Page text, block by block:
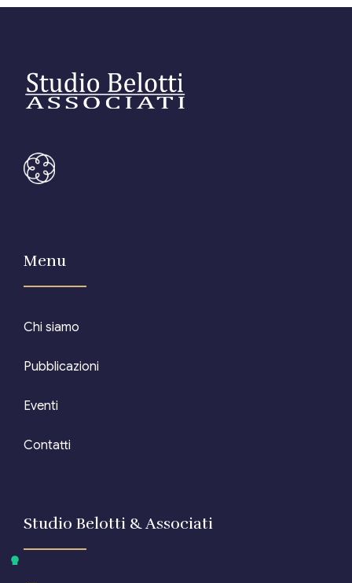
Menu
Chi siamo
Pubblicazioni
Eventi
Contatti
Studio Belotti & Associati